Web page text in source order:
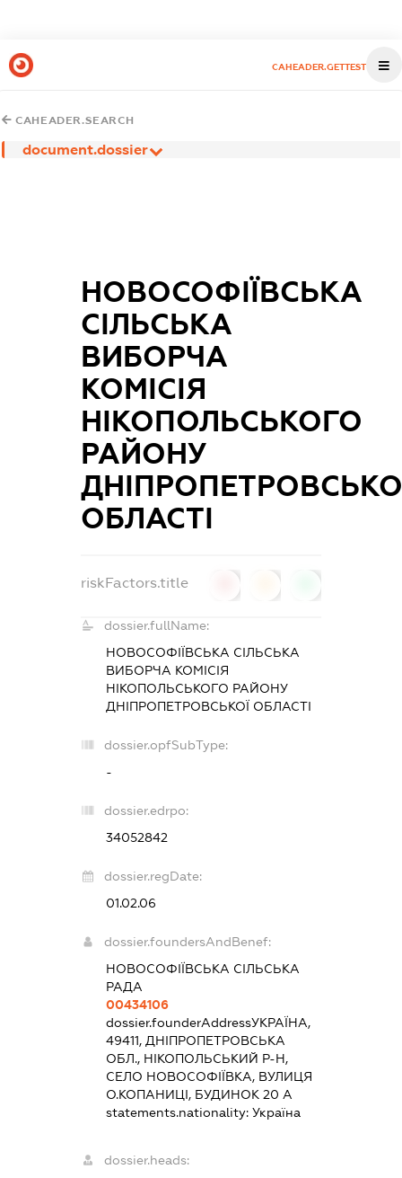
CAHEADER.GETTEST
CAHEADER.SEARCH
document.dossier
НОВОСОФІЇВСЬКА
СІЛЬСЬКА
ВИБОРЧА
КОМІСІЯ
НІКОПОЛЬСЬКОГО
РАЙОНУ
ОБЛАСТІ
riskFactors.title
dossier.fullName:
НОВОСОФІЇВСЬКА СІЛЬСЬКА
ВИБОРЧА КОМІСІЯ
НІКОПОЛЬСЬКОГО РАЙОНУ
ДНІПРОПЕТРОВСЬКОЇ ОБЛАСТІ
dossier.opfSubType:
-
dossier.edrpo:
34052842
dossier.regDate:
01.02.06
dossier.foundersAndBenef:
НОВОСОФІЇВСЬКА СІЛЬСЬКА
РАДА
00434106
dossier.founderAddressУКРАЇНА,
49411, ДНІПРОПЕТРОВСЬКА
ОБЛ., НІКОПОЛЬСЬКИЙ Р-Н,
СЕЛО НОВОСОФІЇВКА, ВУЛИЦЯ
О.КОПАНИЦІ, БУДИНОК 20 А
statements.nationality:Україна
dossier.heads: